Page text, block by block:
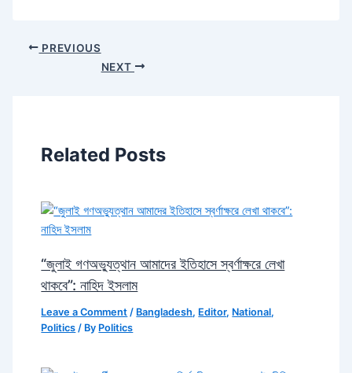
PREVIOUS
NEXT
Related Posts
“জুলাই গণঅভ্যুত্থান আমাদের ইতিহাসে স্বর্ণাক্ষরে লেখা
থাকবে”: নাহিদ ইসলাম
Leave a Comment / Bangladesh, Editor, National,
Politics / By Politics